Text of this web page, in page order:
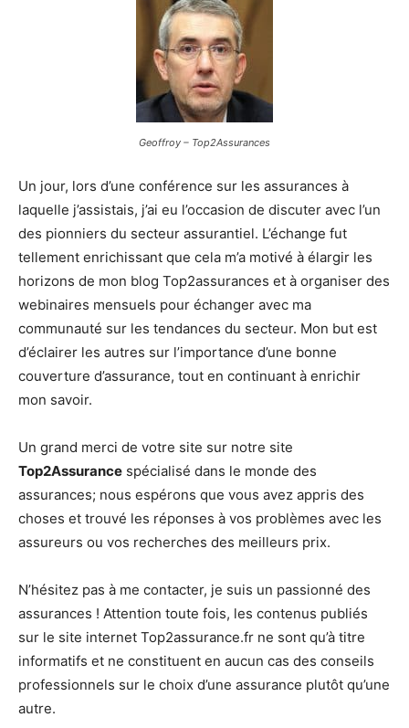
Geoffroy – Top2Assurances
Un jour, lors d’une conférence sur les assurances à
laquelle j’assistais, j’ai eu l’occasion de discuter avec l’un
des pionniers du secteur assurantiel. L’échange fut
tellement enrichissant que cela m’a motivé à élargir les
horizons de mon blog Top2assurances et à organiser des
webinaires mensuels pour échanger avec ma
communauté sur les tendances du secteur. Mon but est
d’éclairer les autres sur l’importance d’une bonne
couverture d’assurance, tout en continuant à enrichir
mon savoir.
Un grand merci de votre site sur notre site
Top2Assurance spécialisé dans le monde des
assurances; nous espérons que vous avez appris des
choses et trouvé les réponses à vos problèmes avec les
assureurs ou vos recherches des meilleurs prix.
N’hésitez pas à me contacter, je suis un passionné des
assurances ! Attention toute fois, les contenus publiés
sur le site internet Top2assurance.fr ne sont qu’à titre
informatifs et ne constituent en aucun cas des conseils
professionnels sur le choix d’une assurance plutôt qu’une
autre.